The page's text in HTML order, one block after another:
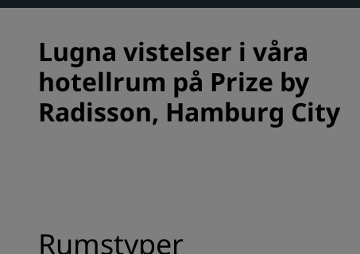
Lugna vistelser i våra
hotellrum på Prize by
Radisson, Hamburg City
Rumstyper